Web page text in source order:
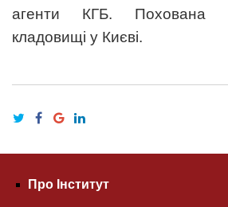
агенти КГБ. Похована
кладовищі у Києві.
Про Інститут